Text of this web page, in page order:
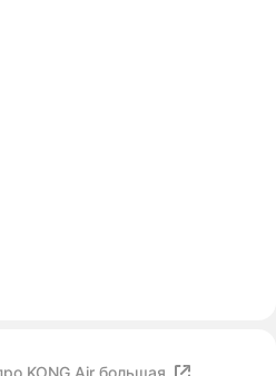
KONG Air большая